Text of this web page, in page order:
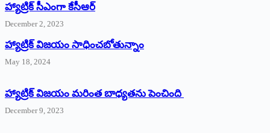
హ్యాట్రిక్‌ ‌సీఎంగా కేసీఆర్‌
December 2, 2023
హ్యాట్రిక్‌ విజయం సాధించబోతున్నాం
May 18, 2024
హ్యాట్రిక్ విజయం మరింత బాధ్యతను పెంచింది
December 9, 2023